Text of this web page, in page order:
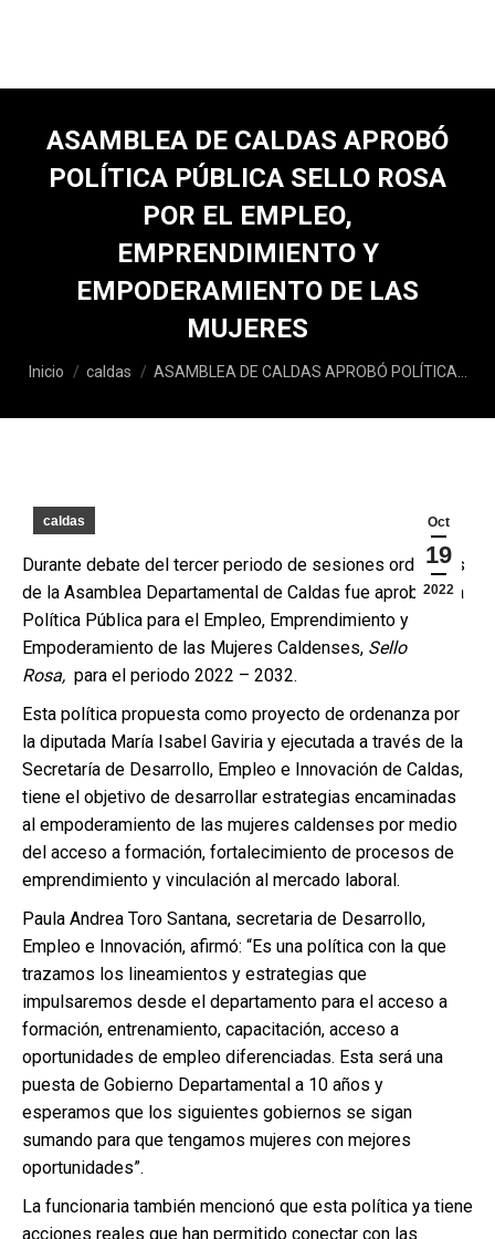
ASAMBLEA DE CALDAS APROBÓ
POLÍTICA PÚBLICA SELLO ROSA
POR EL EMPLEO,
EMPRENDIMIENTO Y
EMPODERAMIENTO DE LAS
MUJERES
Estás aquí:
Inicio caldas ASAMBLEA DE CALDAS APROBÓ POLÍTICA…
Oct
19
2022
caldas
Durante debate del tercer periodo de sesiones ordinarias
de la Asamblea Departamental de Caldas fue aprobada la
Política Pública para el Empleo, Emprendimiento y
Empoderamiento de las Mujeres Caldenses, Sello
Rosa, para el periodo 2022 – 2032.
Esta política propuesta como proyecto de ordenanza por
la diputada María Isabel Gaviria y ejecutada a través de la
Secretaría de Desarrollo, Empleo e Innovación de Caldas,
tiene el objetivo de desarrollar estrategias encaminadas
al empoderamiento de las mujeres caldenses por medio
del acceso a formación, fortalecimiento de procesos de
emprendimiento y vinculación al mercado laboral.
Paula Andrea Toro Santana, secretaria de Desarrollo,
Empleo e Innovación, afirmó: “Es una política con la que
trazamos los lineamientos y estrategias que
impulsaremos desde el departamento para el acceso a
formación, entrenamiento, capacitación, acceso a
oportunidades de empleo diferenciadas. Esta será una
puesta de Gobierno Departamental a 10 años y
esperamos que los siguientes gobiernos se sigan
sumando para que tengamos mujeres con mejores
oportunidades”.
La funcionaria también mencionó que esta política ya tiene
acciones reales que han permitido conectar con las